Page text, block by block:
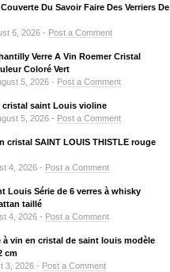
Du Savoir Faire Des Verriers De
6, 2026 - Post a Comment
Verre A Vin Roemer Cristal
Coloré Vert
5, 2026 - Post a Comment
cristal saint Louis violine
5, 2026 - Post a Comment
cristal SAINT LOUIS THISTLE rouge
4, 2026 - Post a Comment
Louis Série de 6 verres à whisky
taillé
4, 2026 - Post a Comment
à vin en cristal de saint louis modèle
cm
3, 2026 - Post a Comment